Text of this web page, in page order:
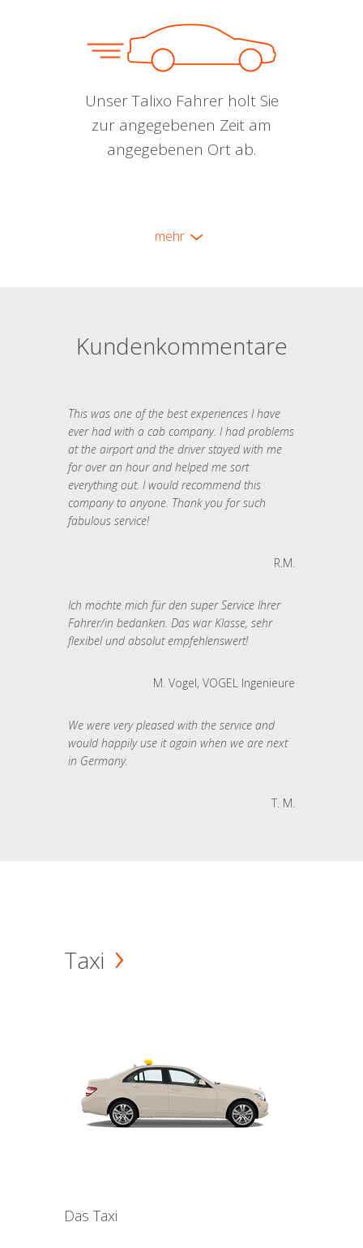
Unser Talixo Fahrer holt Sie
zur angegebenen Zeit am
angegebenen Ort ab.
mehr
Kundenkommentare
This was one of the best experiences I have
ever had with a cab company. I had problems
at the airport and the driver stayed with me
for over an hour and helped me sort
everything out. I would recommend this
company to anyone. Thank you for such
fabulous service!
R.M.
Ich möchte mich für den super Service Ihrer
Fahrer/in bedanken. Das war Klasse, sehr
flexibel und absolut empfehlenswert!
M. Vogel, VOGEL Ingenieure
We were very pleased with the service and
would happily use it again when we are next
in Germany.
T. M.
Taxi
Das Taxi